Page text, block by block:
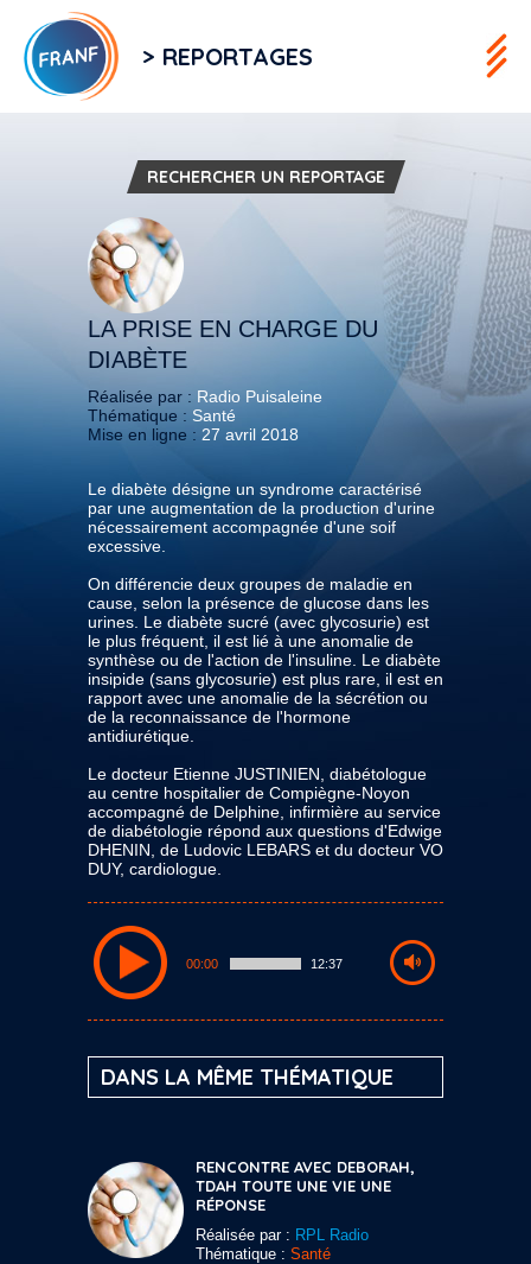
> REPORTAGES
RECHERCHER UN REPORTAGE
LA PRISE EN CHARGE DU
DIABÈTE
Réalisée par : Radio Puisaleine
Thématique : Santé
Mise en ligne : 27 avril 2018
Le diabète désigne un syndrome caractérisé
par une augmentation de la production d'urine
nécessairement accompagnée d'une soif
excessive.
On différencie deux groupes de maladie en
cause, selon la présence de glucose dans les
urines. Le diabète sucré (avec glycosurie) est
le plus fréquent, il est lié à une anomalie de
synthèse ou de l'action de l'insuline. Le diabète
insipide (sans glycosurie) est plus rare, il est en
rapport avec une anomalie de la sécrétion ou
de la reconnaissance de l'hormone
antidiurétique.
Le docteur Etienne JUSTINIEN, diabétologue
au centre hospitalier de Compiègne-Noyon
accompagné de Delphine, infirmière au service
de diabétologie répond aux questions d'Edwige
DHENIN, de Ludovic LEBARS et du docteur VO
DUY, cardiologue.
00:00 12:37
DANS LA MÊME THÉMATIQUE
RENCONTRE AVEC DEBORAH,
TDAH TOUTE UNE VIE UNE
RÉPONSE
Réalisée par : RPL Radio
Thématique : Santé